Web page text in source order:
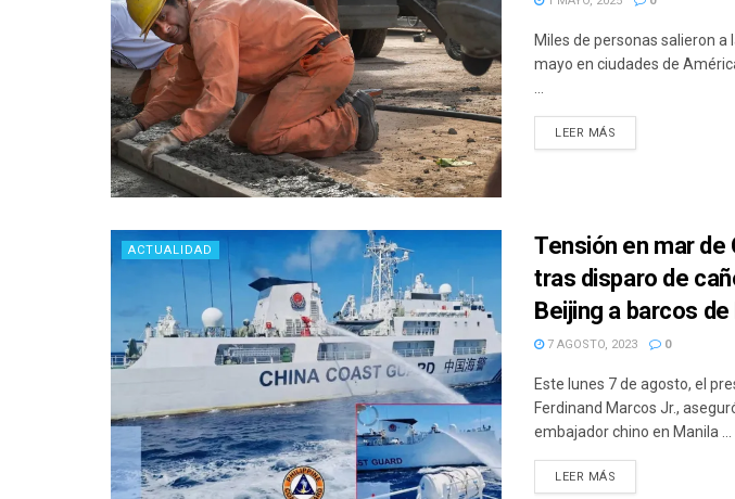
Miles de personas salieron a
mayo en ciudades de
LEER MÁS
ACTUALIDAD
Tensión en mar de
tras disparo de
Beijing a barcos
7 AGOSTO, 2023 0
Este lunes 7 de agosto, el
Ferdinand Marcos Jr.,
embajador chino en Manila ...
LEER MÁS